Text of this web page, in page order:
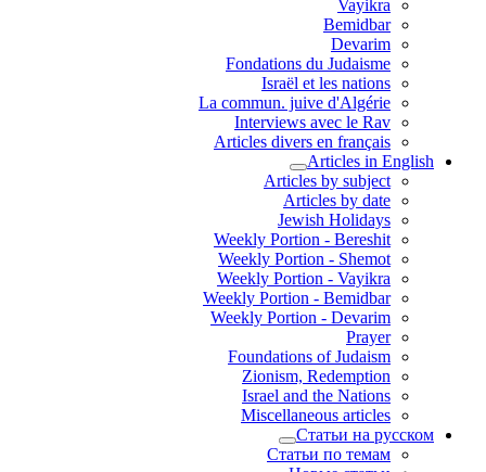
Vayikra
Bemidbar
Devarim
Fondations du Judaisme
Israël et les nations
La commun. juive d'Algérie
Interviews avec le Rav
Articles divers en français
Articles in English
Articles by subject
Articles by date
Jewish Holidays
Weekly Portion - Bereshit
Weekly Portion - Shemot
Weekly Portion - Vayikra
Weekly Portion - Bemidbar
Weekly Portion - Devarim
Prayer
Foundations of Judaism
Zionism, Redemption
Israel and the Nations
Miscellaneous articles
Статьи на русском
Статьи по темам